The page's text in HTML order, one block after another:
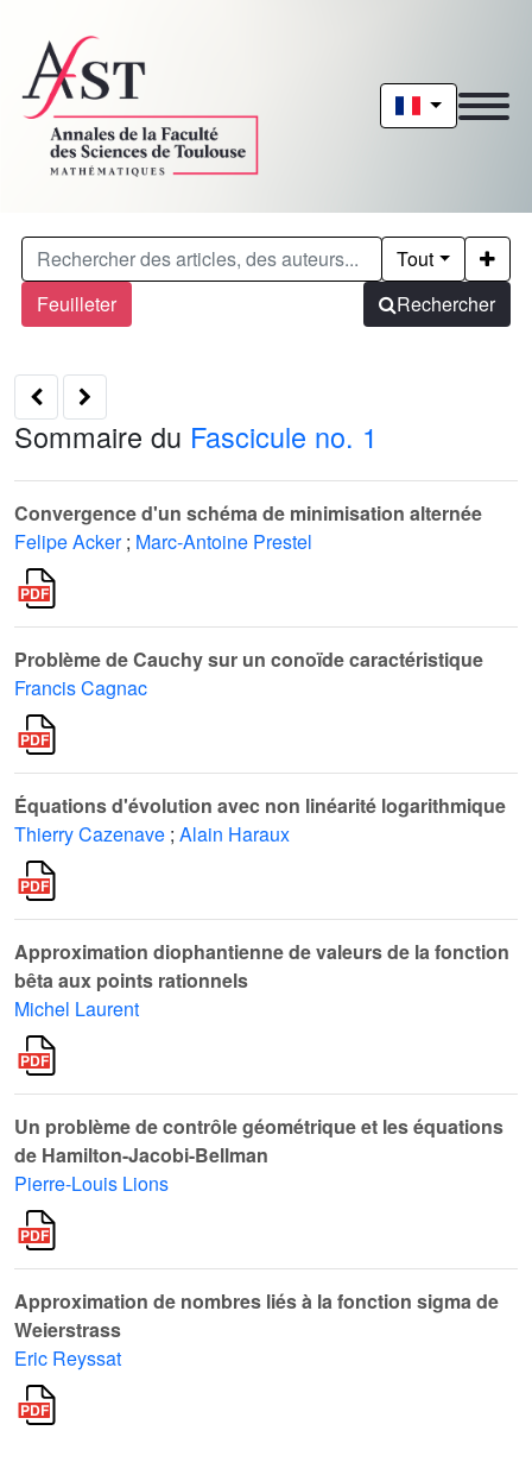
Feuilleter
Tout
Rechercher
Sommaire du Fascicule no. 1
Convergence d'un schéma de minimisation alternée
Felipe Acker ; Marc-Antoine Prestel
Problème de Cauchy sur un conoïde caractéristique
Francis Cagnac
Équations d'évolution avec non linéarité logarithmique
Thierry Cazenave ; Alain Haraux
Approximation diophantienne de valeurs de la fonction
bêta aux points rationnels
Michel Laurent
Un problème de contrôle géométrique et les équations
de Hamilton-Jacobi-Bellman
Pierre-Louis Lions
Approximation de nombres liés à la fonction sigma de
Weierstrass
Eric Reyssat